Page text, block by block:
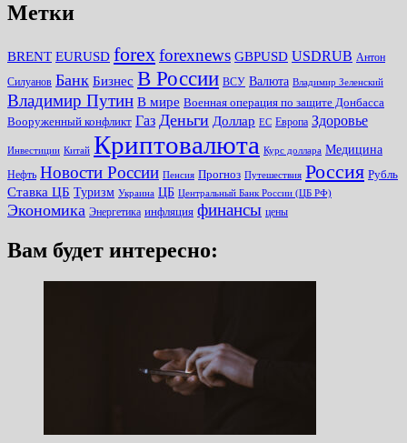
Метки
BRENT EURUSD forexforexnews GBPUSD USDRUB Антон
Силуанов Банк Бизнес В России ВСУ Валюта Владимир Зеленский
Владимир Путин В мире Военная операция по защите Донбасса
Вооруженный конфликт Газ Деньги Доллар ЕС Европа Здоровье
Инвестиции Китай Криптовалюта Курс доллара Медицина
Нефть Новости России Пенсия Прогноз Путешествия Россия Рубль
Ставка ЦБ Туризм Украина ЦБ Центральный Банк России (ЦБ РФ)
Экономика Энергетика инфляция финансы цены
Вам будет интересно: